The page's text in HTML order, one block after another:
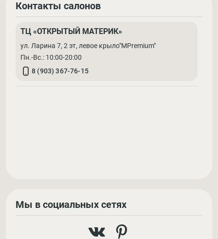
Контакты салонов
ТЦ «ОТКРЫТЫЙ МАТЕРИК»
ул. Ларина 7, 2 эт, левое крыло"MPremium"
Пн.-Вс.: 10:00-20:00
8 (903) 367-76-15
Мы в социальных сетях